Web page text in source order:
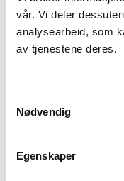
vår. Vi deler
analysearbeid, som
av tjenestene deres.
Nødvendig
Egenskaper